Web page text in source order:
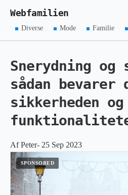
Webfamilien
Diverse Mode Familie
Snerydning og
sådan bevarer
sikkerheden og
Af Peter- 25 Sep 2023